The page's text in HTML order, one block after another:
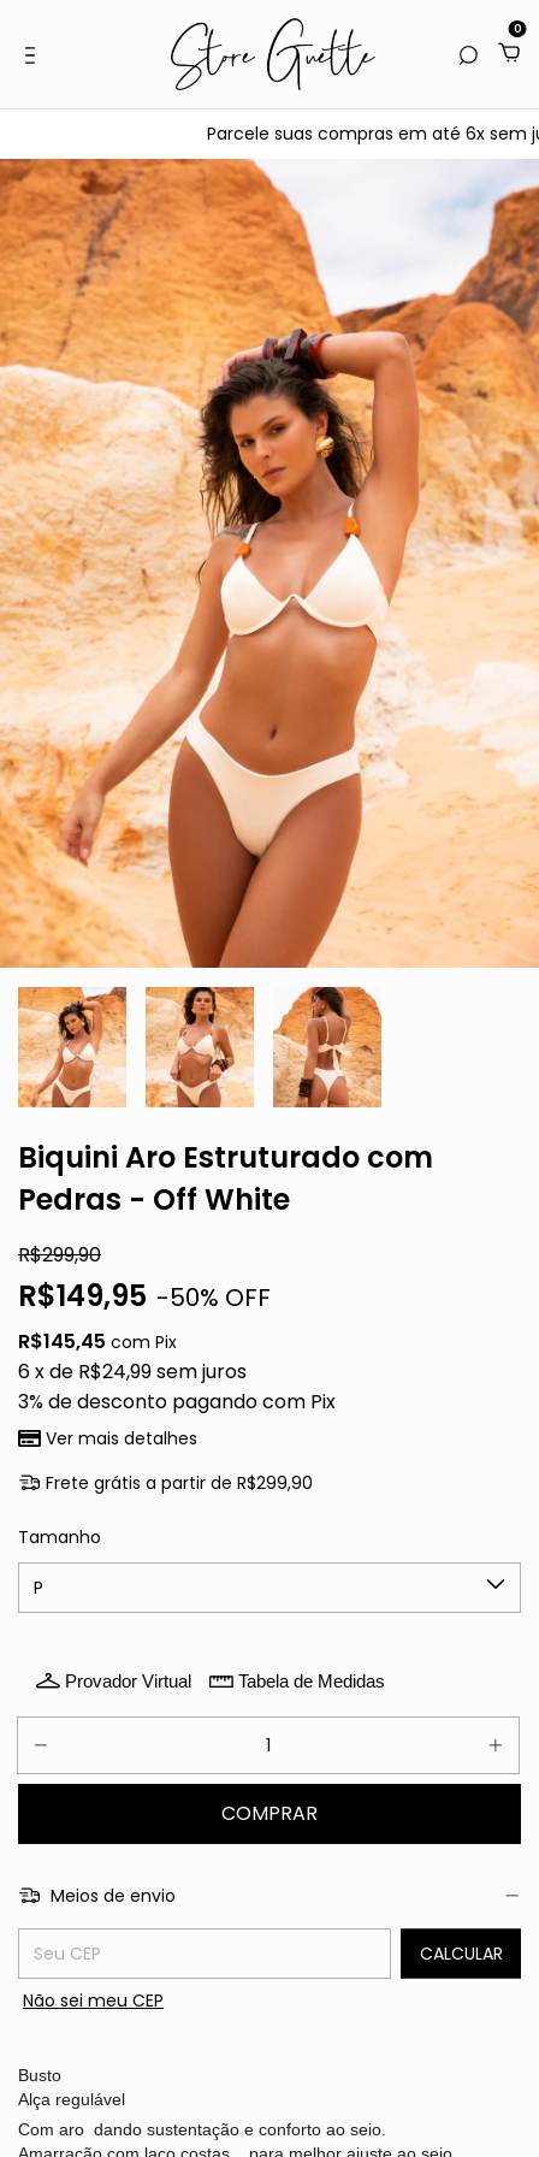
0
Parcele suas compras em até 6x sem
Biquini Aro Estruturado com
Pedras - Off White
R$299,90
R$149,95 -50% OFF
R$145,45 com Pix
6x de R$24,99sem juros
3% de desconto pagando com Pix
Ver mais detalhes
Frete grátis a partir de R$299,90
Tamanho
Provador Virtual Tabela de Medidas
Meios de envio
Entregas para o CEP:
CALCULAR
Não sei meu CEP
Busto
Alça regulável
Com aro dando sustentação e conforto ao seio.